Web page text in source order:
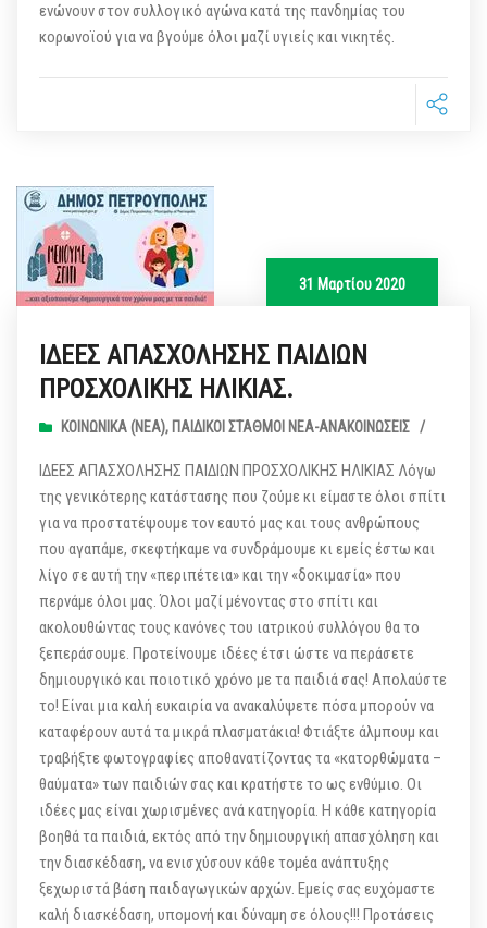
ενώνουν στον συλλογικό αγώνα κατά της πανδημίας του
κορωνοϊού για να βγούμε όλοι μαζί υγιείς και νικητές.
31 Μαρτίου 2020
ΙΔΕΕΣ ΑΠΑΣΧΟΛΗΣΗΣ ΠΑΙΔΙΩΝ
ΠΡΟΣΧΟΛΙΚΗΣ ΗΛΙΚΙΑΣ.
ΚΟΙΝΩΝΙΚΆ (ΝΕΑ), ΠΑΙΔΙΚΟΊ ΣΤΑΘΜΟΊ ΝΈΑ-ΑΝΑΚΟΙΝΏΣΕΙΣ /
ΙΔΕΕΣ ΑΠΑΣΧΟΛΗΣΗΣ ΠΑΙΔΙΩΝ ΠΡΟΣΧΟΛΙΚΗΣ ΗΛΙΚΙΑΣ Λόγω
της γενικότερης κατάστασης που ζούμε κι είμαστε όλοι σπίτι
για να προστατέψουμε τον εαυτό μας και τους ανθρώπους
που αγαπάμε, σκεφτήκαμε να συνδράμουμε κι εμείς έστω και
λίγο σε αυτή την «περιπέτεια» και την «δοκιμασία» που
περνάμε όλοι μας. Όλοι μαζί μένοντας στο σπίτι και
ακολουθώντας τους κανόνες του ιατρικού συλλόγου θα το
ξεπεράσουμε. Προτείνουμε ιδέες έτσι ώστε να περάσετε
δημιουργικό και ποιοτικό χρόνο με τα παιδιά σας! Απολαύστε
το! Είναι μια καλή ευκαιρία να ανακαλύψετε πόσα μπορούν να
καταφέρουν αυτά τα μικρά πλασματάκια! Φτιάξτε άλμπουμ και
τραβήξτε φωτογραφίες αποθανατίζοντας τα «κατορθώματα –
θαύματα» των παιδιών σας και κρατήστε το ως ενθύμιο. Οι
ιδέες μας είναι χωρισμένες ανά κατηγορία. Η κάθε κατηγορία
βοηθά τα παιδιά, εκτός από την δημιουργική απασχόληση και
την διασκέδαση, να ενισχύσουν κάθε τομέα ανάπτυξης
ξεχωριστά βάση παιδαγωγικών αρχών. Εμείς σας ευχόμαστε
καλή διασκέδαση, υπομονή και δύναμη σε όλους!!! Προτάσεις